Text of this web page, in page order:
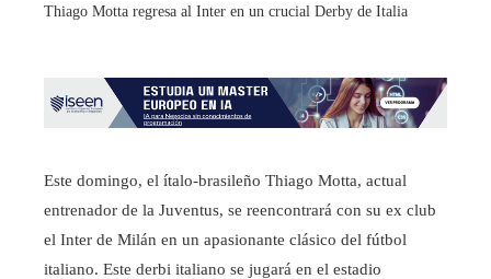
Thiago Motta regresa al Inter en un crucial Derby de Italia
Este domingo, el ítalo-brasileño Thiago Motta, actual
entrenador de la Juventus, se reencontrará con su ex club
el Inter de Milán en un apasionante clásico del fútbol
italiano. Este derbi italiano se jugará en el estadio